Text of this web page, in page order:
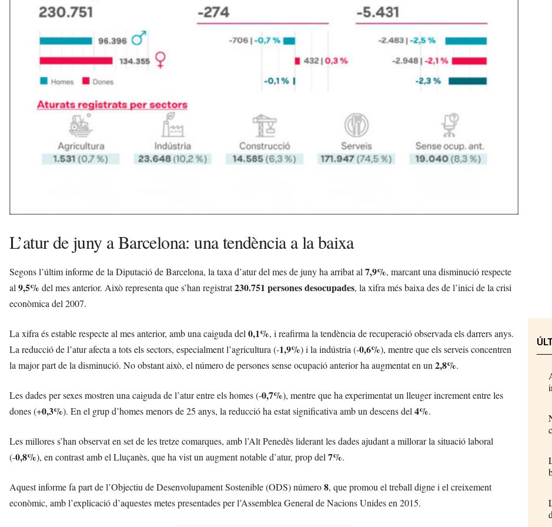
L’atur de juny a Barcelona: una tendència a la baixa
Segons l’últim informe de la Diputació de Barcelona, la taxa d’atur del mes de juny ha arribat al7,9%, marcant una disminució respecte
al9,5% del mes anterior. Això representa que s’han registrat230.751 persones desocupades, la xifra més baixa des de l’inici de la crisi
econòmica del 2007.
La xifra és estable respecte al mes anterior, amb una caiguda del0,1%, i reafirma la tendència de recuperació observada els darrers anys.
La reducció de l’atur afecta a tots els sectors, especialment l’agricultura (-1,9%) i la indústria (-0,6%), mentre que els serveis concentren
la major part de la disminució. No obstant això, el número de persones sense ocupació anterior ha augmentat en un2,8%.
Les dades per sexes mostren una caiguda de l’atur entre els homes (-0,7%), mentre que ha experimentat un lleuger increment entre les
dones (+0,3%). En el grup d’homes menors de 25 anys, la reducció ha estat significativa amb un descens del4%.
Les millores s’han observat en set de les tretze comarques, amb l’Alt Penedès liderant les dades ajudant a millorar la situació laboral
(-0,8%), en contrast amb el Lluçanès, que ha vist un augment notable d’atur, prop del7%.
Aquest informe fa part de l’Objectiu de Desenvolupament Sostenible (ODS) número8, que promou el treball digne i el creixement
econòmic, amb l’explicació d’aquestes metes presentades per l’Assemblea General de Nacions Unides en 2015.